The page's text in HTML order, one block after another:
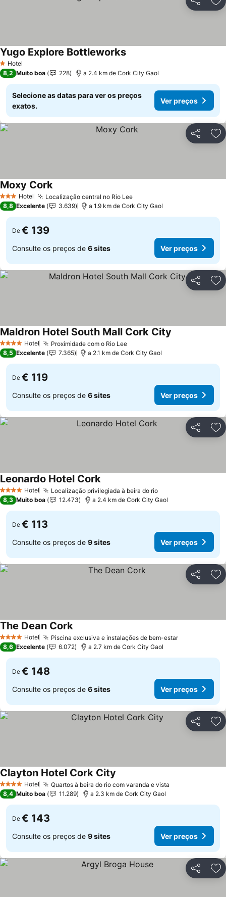
Partilhar
1 Estrelas
Hotel
Yugo Explore Bottleworks
8,2 Muito boa 228 a 2.4 km de Cork City Gaol
Selecione as datas para ver os preços
exatos.
Ver preços
Partilhar
3 EstrelasHotel Localização central no Rio Lee
Moxy Cork
8,8 Excelente 3.639 a 1.9 km de Cork City Gaol
De € 139
Consulte os preços de 6 sites Ver preços
Partilhar
4 EstrelasHotel Proximidade com o Rio Lee
Maldron Hotel South Mall Cork City
8,5 Excelente 7.365 a 2.1 km de Cork City Gaol
De € 119
Consulte os preços de 6 sites Ver preços
Partilhar
4 EstrelasHotel Localização privilegiada à beira do rio
Leonardo Hotel Cork
8,3 Muito boa 12.473 a 2.4 km de Cork City Gaol
De € 113
Consulte os preços de 9 sites Ver preços
Partilhar
4 EstrelasHotel Piscina exclusiva e instalações de bem-estar
The Dean Cork
8,6 Excelente 6.072 a 2.7 km de Cork City Gaol
De € 148
Consulte os preços de 6 sites Ver preços
Partilhar
4 EstrelasHotel Quartos à beira do rio com varanda e vista
Clayton Hotel Cork City
8,4 Muito boa 11.289 a 2.3 km de Cork City Gaol
De € 143
Consulte os preços de 9 sites Ver preços
Partilhar